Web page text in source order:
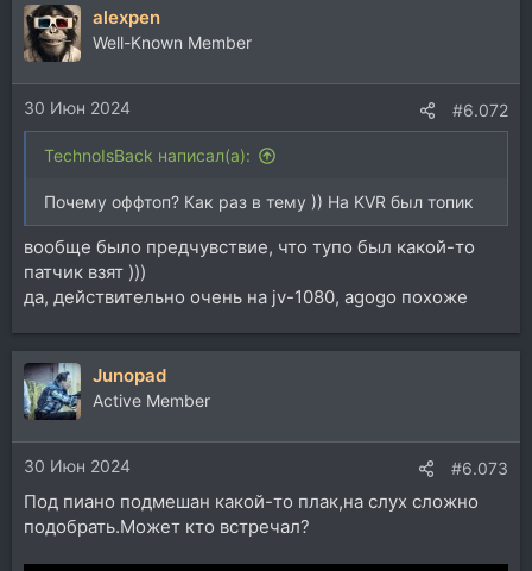
к
ц
и
и
:
alexpen
Well-Known Member
30 Июн 2024 #6.072
TechnoIsBack написал(а):
Почему оффтоп? Как раз в тему )) На KVR был топик
вообще было предчувствие, что тупо был какой-то
патчик взят )))
да, действительно очень на jv-1080, agogo похоже
Junopad
Active Member
30 Июн 2024 #6.073
Под пиано подмешан какой-то плак,на слух сложно
подобрать.Может кто встречал?